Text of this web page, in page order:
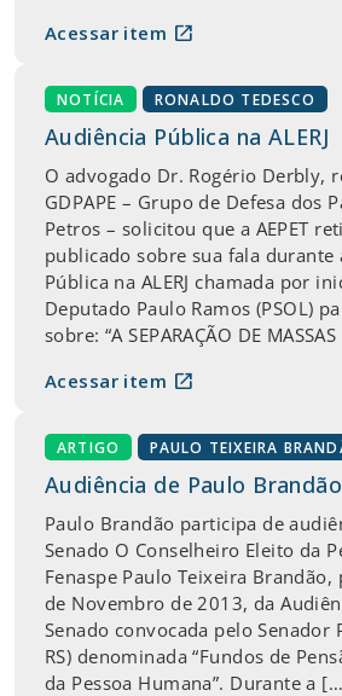
Acessar item open_in_new
NOTÍCIA RONALDO TEDESCO
Audiência Pública na ALERJ
O advogado Dr. Rogério Derbly,
GDPAPE – Grupo de Defesa dos
Petros – solicitou que a AEPET
publicado sobre sua fala durante
Pública na ALERJ chamada por
Deputado Paulo Ramos (PSOL)
sobre: “A SEPARAÇÃO DE
Acessar item open_in_new
ARTIGO PAULO TEIXEIRA
Audiência de Paulo
Paulo Brandão participa de
Senado O Conselheiro Eleito da
Fenaspe Paulo Teixeira
de Novembro de 2013, da
Senado convocada pelo Senador
RS) denominada “Fundos de
da Pessoa Humana”. Durante a